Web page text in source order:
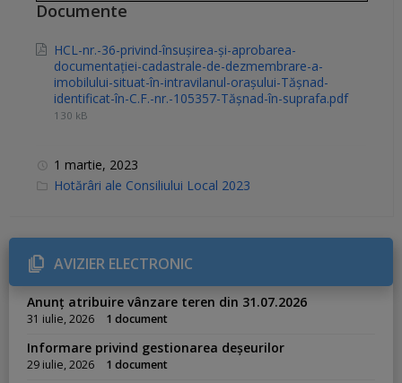
Documente
HCL-nr.-36-privind-însuşirea-și-aprobarea-
documentaţiei-cadastrale-de-dezmembrare-a-
imobilului-situat-în-intravilanul-orașului-Tășnad-
identificat-în-C.F.-nr.-105357-Tășnad-în-suprafa.pdf
130 kB
1 martie, 2023
C
r
i
e
s
Hotărâri ale Consiliului Local 2023
AVIZIER ELECTRONIC
Anunț atribuire vânzare teren din 31.07.2026
31 iulie, 2026 1 document
Informare privind gestionarea deșeurilor
29 iulie, 2026 1 document